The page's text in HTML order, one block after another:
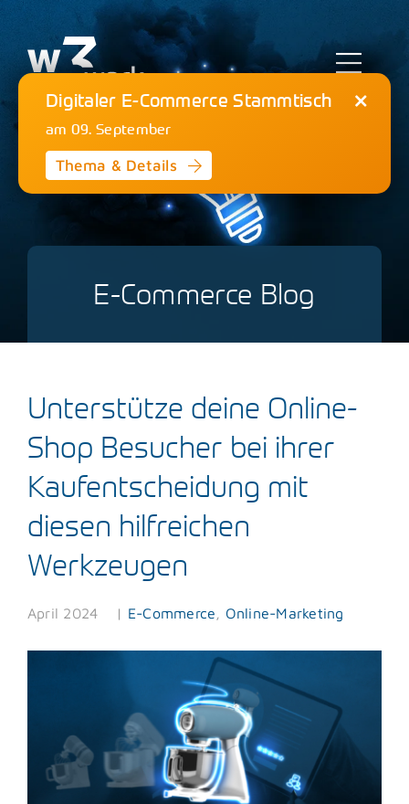
springen
E-Commerce
Online Marketing
Blog
E-Commerce Blog
Unterstütze deine Online-
Shop Besucher bei ihrer
Kaufentscheidung mit
diesen hilfreichen
Werkzeugen
April 2024 | E-Commerce, Online-Marketing
Digitaler E-Commerce Stammtisch
am 09. September
Thema & Details